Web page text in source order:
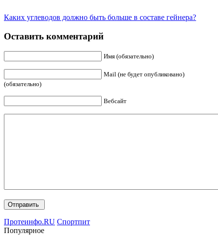
Каких углеводов должно быть больше в составе гейнера?
Оставить комментарий
Имя (обязательно)
Mail (не будет опубликовано)
(обязательно)
Вебсайт
Протеинфо.RU Спортпит
Популярное